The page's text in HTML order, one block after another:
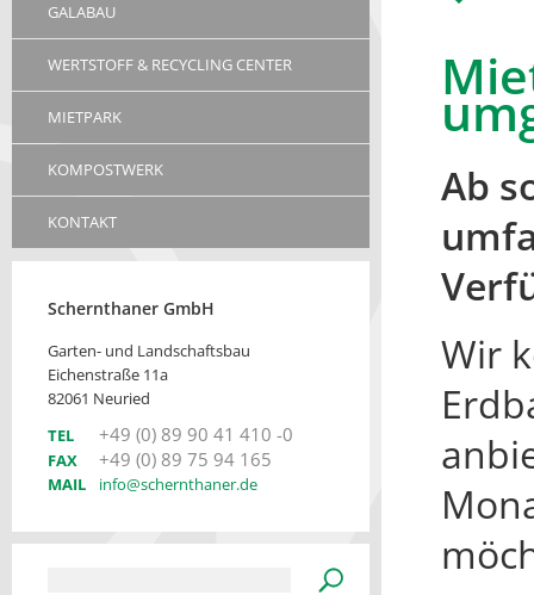
GALABAU
WERTSTOFF & RECYCLING CENTER
MIETPARK
KOMPOSTWERK
KONTAKT
Schernthaner GmbH
Garten- und Landschaftsbau
Eichenstraße 11a
82061 Neuried
TEL
+49 (0) 89 90 41 410 -0
FAX +49 (0) 89 75 94 165
MAIL info@schernthaner.de
Ab
Wir